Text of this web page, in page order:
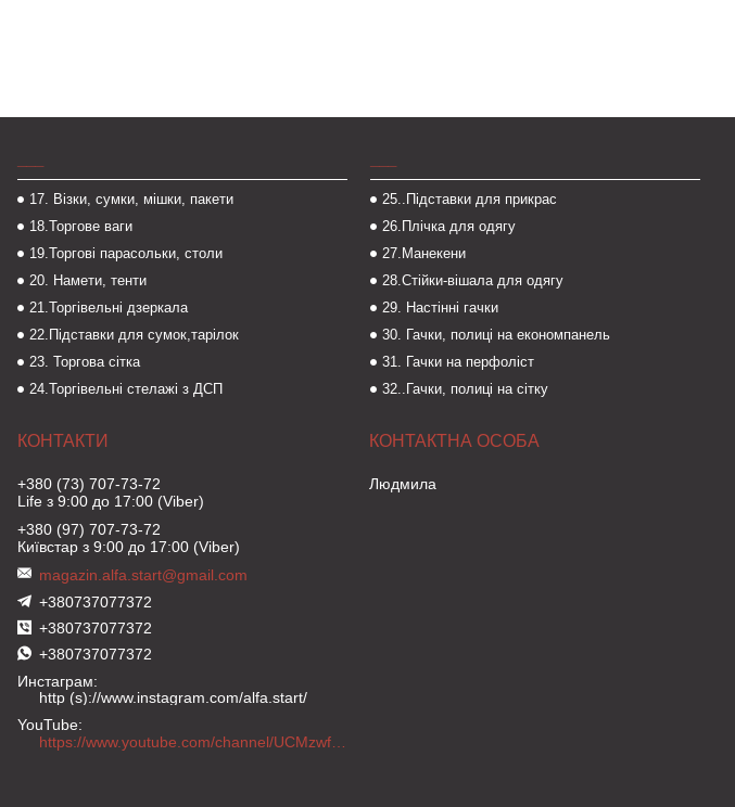
17. Візки, сумки, мішки, пакети
18.Торгове ваги
19.Торгові парасольки, столи
20. Намети, тенти
21.Торгівельні дзеркала
22.Підставки для сумок,тарілок
23. Торгова сітка
24.Торгівельні стелажі з ДСП
25..Підставки для прикрас
26.Плічка для одягу
27.Манекени
28.Стійки-вішала для одягу
29. Настінні гачки
30. Гачки, полиці на економпанель
31. Гачки на перфоліст
32..Гачки, полиці на сітку
+380 (73) 707-73-72
Life з 9:00 до 17:00 (Viber)
+380 (97) 707-73-72
Київстар з 9:00 до 17:00 (Viber)
magazin.alfa.start@gmail.com
+380737077372
+380737077372
+380737077372
Инстаграм
http (s)://www.instagram.com/alfa.start/
YouTube
https://www.youtube.com/channel/UCMzwfuPdxogFIKF_nELVFNw
Людмила